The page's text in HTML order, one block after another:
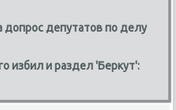
допрос депутатов по делу
избил и раздел 'Беркут':